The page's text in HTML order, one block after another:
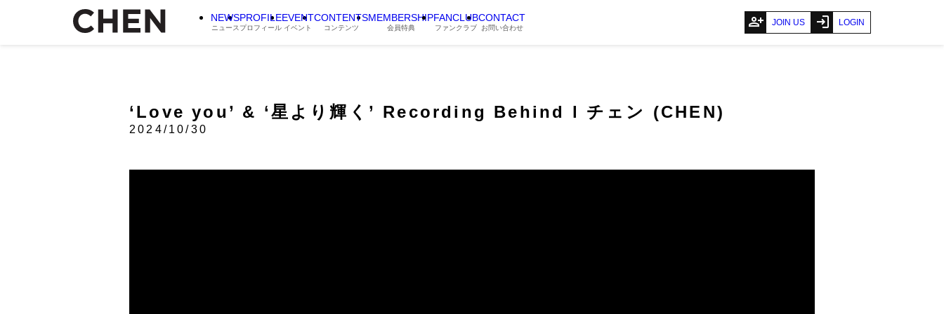
NEWS
ニュース
PROFILE
プロフィール
EVENT
イベント
CONTENTS
コンテンツ
MEMBERSHIP
会員特典
FANCLUB
ファンクラブ
CONTACT
お問い合わせ person_add JOIN US login LOGIN
‘Love you’ & ‘星より輝く’ Recording Behind l チェン (CHEN)
2024/10/30